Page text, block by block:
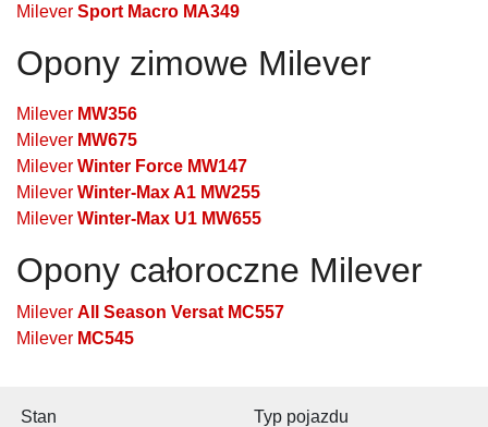
Milever Sport Macro MA349
Opony zimowe Milever
Milever MW356
Milever MW675
Milever Winter Force MW147
Milever Winter-Max A1 MW255
Milever Winter-Max U1 MW655
Opony całoroczne Milever
Milever All Season Versat MC557
Milever MC545
Stan
Typ pojazdu